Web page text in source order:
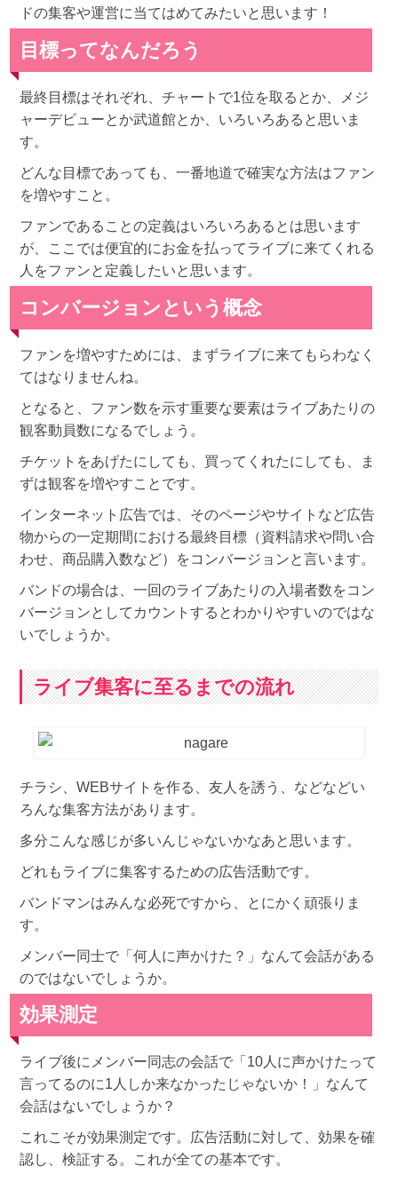
ドの集客や運営に当てはめてみたいと思います！
目標ってなんだろう
最終目標はそれぞれ、チャートで1位を取るとか、メジ
ャーデビューとか武道館とか、いろいろあると思いま
す。
どんな目標であっても、一番地道で確実な方法はファン
を増やすこと。
ファンであることの定義はいろいろあるとは思います
が、ここでは便宜的にお金を払ってライブに来てくれる
人をファンと定義したいと思います。
コンバージョンという概念
ファンを増やすためには、まずライブに来てもらわなく
てはなりませんね。
となると、ファン数を示す重要な要素はライブあたりの
観客動員数になるでしょう。
チケットをあげたにしても、買ってくれたにしても、ま
ずは観客を増やすことです。
インターネット広告では、そのページやサイトなど広告
物からの一定期間における最終目標（資料請求や問い合
わせ、商品購入数など）をコンバージョンと言います。
バンドの場合は、一回のライブあたりの入場者数をコン
バージョンとしてカウントするとわかりやすいのではな
いでしょうか。
ライブ集客に至るまでの流れ
チラシ、WEBサイトを作る、友人を誘う、などなどい
ろんな集客方法があります。
多分こんな感じが多いんじゃないかなあと思います。
どれもライブに集客するための広告活動です。
バンドマンはみんな必死ですから、とにかく頑張りま
す。
メンバー同士で「何人に声かけた？」なんて会話がある
のではないでしょうか。
効果測定
ライブ後にメンバー同志の会話で「10人に声かけたって
言ってるのに1人しか来なかったじゃないか！」なんて
会話はないでしょうか？
これこそが効果測定です。広告活動に対して、効果を確
認し、検証する。これが全ての基本です。